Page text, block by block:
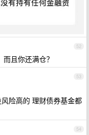
52
且你还满仓？
53
险高的 理财债券基金都
54